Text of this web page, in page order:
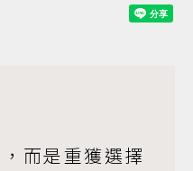
而是重獲選擇